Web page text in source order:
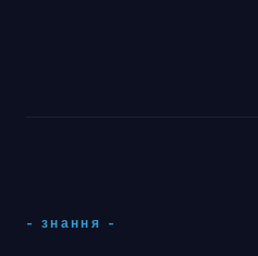
- знання -